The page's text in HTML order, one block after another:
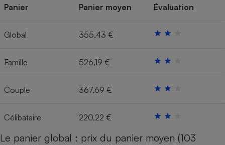
Panier Panier moyen Évaluation
Global 355,43 €
Famille 526,19 €
Couple 367,69 €
Célibataire 220,22 €
Le panier global : prix du panier moyen (103
Robot ménager